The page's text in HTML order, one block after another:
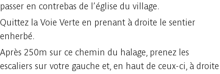
passer en contrebas de l’église du village.
Quittez la Voie Verte en prenant à droite le sentier
enherbé.
Après 250m sur ce chemin du halage, prenez les
escaliers sur votre gauche et, en haut de ceux-ci, à droite